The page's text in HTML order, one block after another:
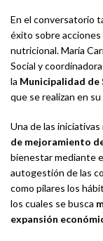
En el conversatorio
éxito sobre acciones
nutricional. María
Social y
la Municipalidad de
que se realizan en
Una de las
de mejoramiento
bienestar mediante
autogestión de las
como pilares los
los cuales se busca
expansión